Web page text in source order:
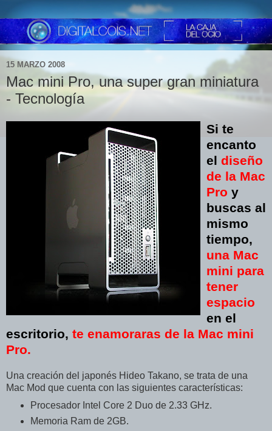
15 MARZO 2008
Mac mini Pro, una super gran miniatura
- Tecnología
Si te
encanto
el diseño
de la Mac
Pro y
buscas al
mismo
tiempo,
una Mac
mini para
tener
espacio
en el
escritorio, te enamoraras de la Mac mini
Pro.
Una creación del japonés Hideo Takano, se trata de una
Mac Mod que cuenta con las siguientes características:
Procesador Intel Core 2 Duo de 2.33 GHz.
Memoria Ram de 2GB.